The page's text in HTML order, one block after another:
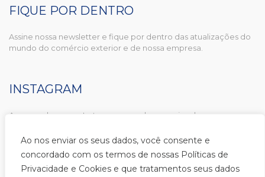
Ao nos enviar os seus dados, você consente e
concordado com os termos de nossas Políticas de
Privacidade e Cookies e que tratamentos seus dados
FIQUE POR DENTRO
Assine nossa newsletter e fique por dentro das atualizações do
mundo do comércio exterior e de nossa empresa.
INSTAGRAM
Acompanhe nosso Instagram e conheça mais sobre a nossa
SIGA-NOS